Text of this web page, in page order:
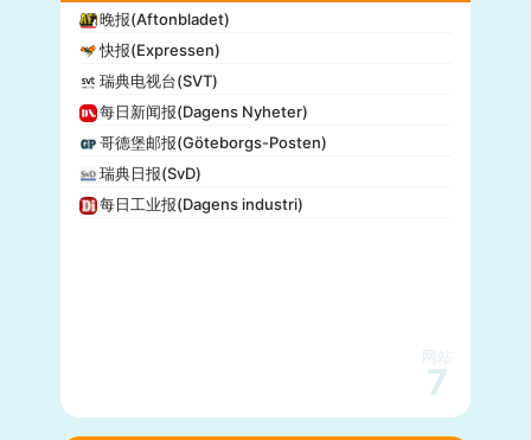
晚报(Aftonbladet)
快报(Expressen)
瑞典电视台(SVT)
每日新闻报(Dagens Nyheter)
哥德堡邮报(Göteborgs-Posten)
瑞典日报(SvD)
每日工业报(Dagens industri)
网站
7